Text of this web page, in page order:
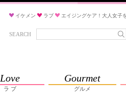
イケメン ラブ エイジングケア！大人女子
SEARCH
Love
ラ ブ
Gourmet
グルメ